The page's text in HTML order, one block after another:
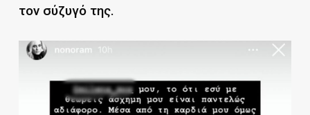
τον σύζυγό της.